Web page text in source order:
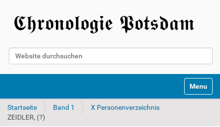
Website durchsuchen
Toggle
Startseite Band 1
X Personenverzeichnis
ZEIDLER, (?)